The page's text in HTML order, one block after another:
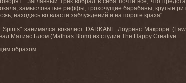
"Заглавный трек вобрал в себя почти все, что
замысловатые риффы, грохочущие барабаны, крутые
находясь во власти заблуждений и на пороге краха".
занимался вокалист DARKANE Лоуренс Макрори
Матиас Блом (Mathias Blom) из студии The Happy Creative.
образом: